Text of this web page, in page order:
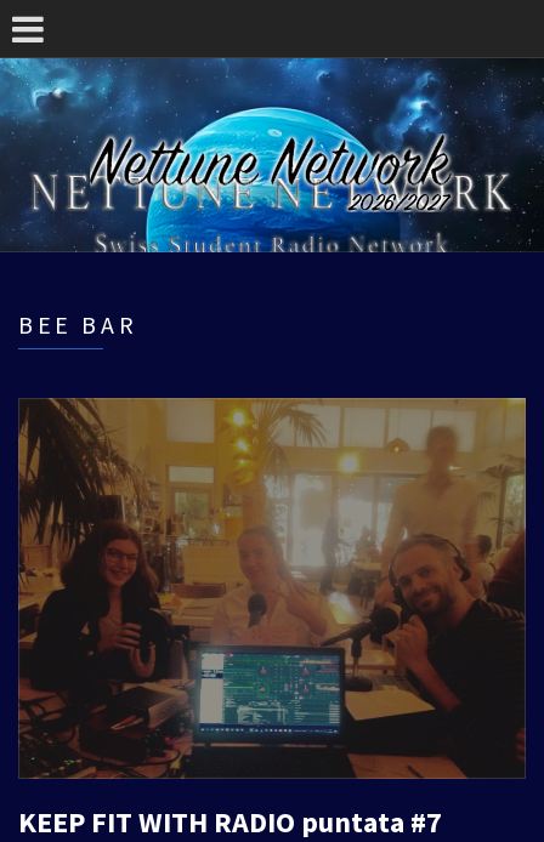
BEE BAR
KEEP FIT WITH RADIO puntata #7